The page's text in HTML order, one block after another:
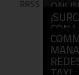
RRSS
SEO
ANA
WEB
WEB
CON
WEB